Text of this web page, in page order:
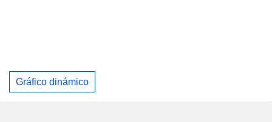
Gráfico dinámico